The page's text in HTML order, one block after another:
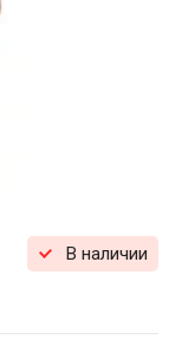
В наличии